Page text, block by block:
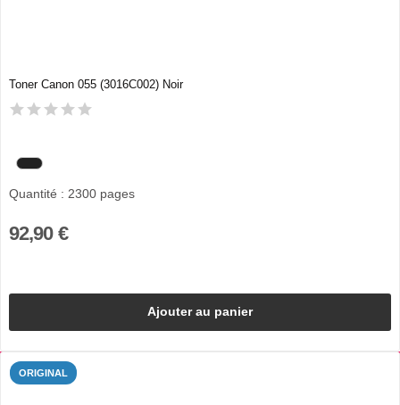
Toner Canon 055 (3016C002) Noir
Quantité : 2300 pages
92,90 €
Ajouter au panier
ORIGINAL